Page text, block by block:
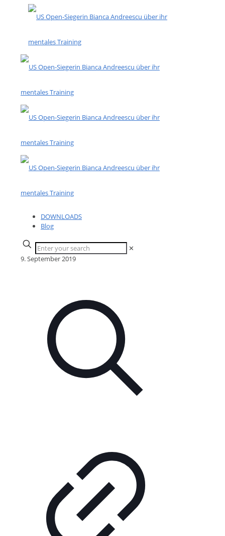
DOWNLOADS
Blog
✕
9. September 2019